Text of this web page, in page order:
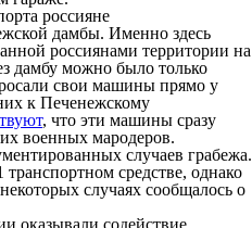
россияне
дамбы. Именно здесь
россиянами территории на
дамбу можно было только
свои машины прямо у
к Печенежскому
, что эти машины сразу
военных мародеров.
случаев грабежа.
средстве, однако
случаях сообщалось о